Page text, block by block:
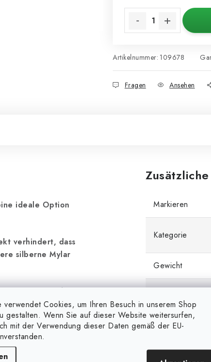
verwendet Cookies, um Ihren Besuch in unserem Shop
gestalten. Wenn Sie auf dieser Website weitersurfen,
mit der Verwendung dieser Daten gemäß der EU-
Artikelnummer: 109678
Fragen Ansehen
ideale Option
verhindert, dass
silberne Mylar
das Zelt hat
Zeltes besteht
mitInsektennetzen
Insekten und
dank der
16 mm
Markieren
Kategorie
Gewicht
EAN
Fläche [m2]
Maximale